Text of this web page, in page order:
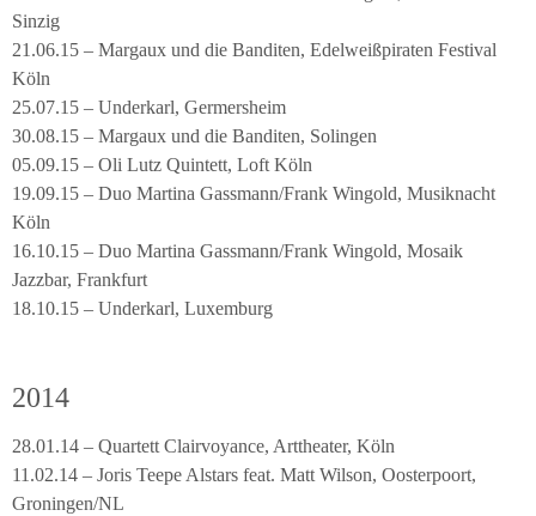
Sinzig
21.06.15 – Margaux und die Banditen, Edelweißpiraten Festival
Köln
25.07.15 – Underkarl, Germersheim
30.08.15 – Margaux und die Banditen, Solingen
05.09.15 – Oli Lutz Quintett, Loft Köln
19.09.15 – Duo Martina Gassmann/Frank Wingold, Musiknacht
Köln
16.10.15 – Duo Martina Gassmann/Frank Wingold, Mosaik
Jazzbar, Frankfurt
18.10.15 – Underkarl, Luxemburg
2014
28.01.14 – Quartett Clairvoyance, Arttheater, Köln
11.02.14 – Joris Teepe Alstars feat. Matt Wilson, Oosterpoort,
Groningen/NL